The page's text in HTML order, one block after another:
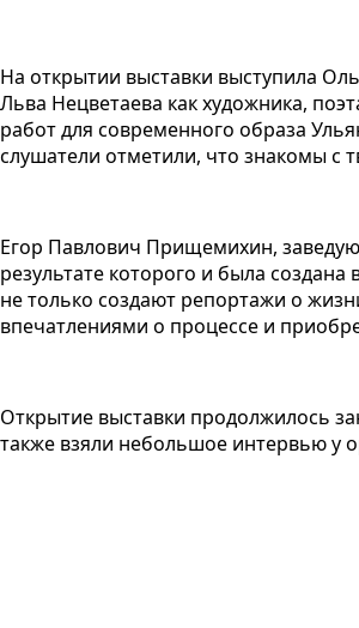
На открытии выставки выступила
Льва Нецветаева как художника,
работ для современного образа
слушатели отметили, что знакомы с
Егор Павлович Прищемихин,
результате которого и была
не только создают репортажи о
впечатлениями о процессе и
Открытие выставки продолжилось
также взяли небольшое интервью у